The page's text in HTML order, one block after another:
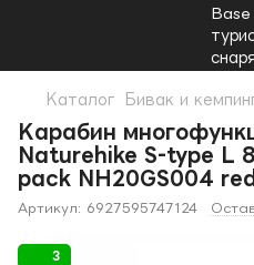
Каталог Бивак и
Карабин
Naturehike S-type L
pack NH20GS004 red
Артикул: 6927595747124
3